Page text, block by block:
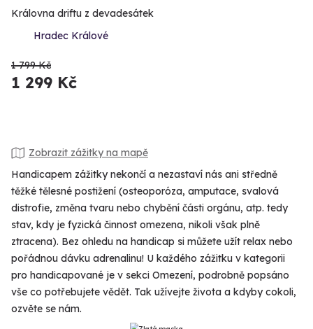
Královna driftu z devadesátek
Hradec Králové
1 799 Kč
1 299 Kč
Zobrazit zážitky na mapě
Handicapem zážitky nekončí a nezastaví nás ani středně
těžké tělesné postižení (osteoporóza, amputace, svalová
distrofie, změna tvaru nebo chybění části orgánu, atp. tedy
stav, kdy je fyzická činnost omezena, nikoli však plně
ztracena). Bez ohledu na handicap si můžete užít relax nebo
pořádnou dávku adrenalinu! U každého zážitku v kategorii
pro handicapované je v sekci Omezení, podrobně popsáno
vše co potřebujete vědět. Tak užívejte života a kdyby cokoli,
ozvěte se nám.